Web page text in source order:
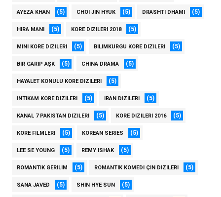
AYEZA KHAN (5) CHOI JIN HYUK (5) DRASHTI DHAMI (5)
HIRA MANI (5) KORE DIZILERI 2018 (5)
MINI KORE DIZILERI (5) BILIMKURGU KORE DIZILERI (5)
BIR GARIP AŞK (5) CHINA DRAMA (5)
HAYALET KONULU KORE DIZILERI (5)
INTIKAM KORE DIZILERI (5) IRAN DIZILERI (5)
KANAL 7 PAKISTAN DIZILERI (5) KORE DIZILERI 2016 (5)
KORE FILMLERI (5) KOREAN SERIES (5)
LEE SE YOUNG (5) REMY ISHAK (5)
ROMANTIK GERILIM (5) ROMANTIK KOMEDI ÇIN DIZILERI (5)
SANA JAVED (5) SHIN HYE SUN (5)